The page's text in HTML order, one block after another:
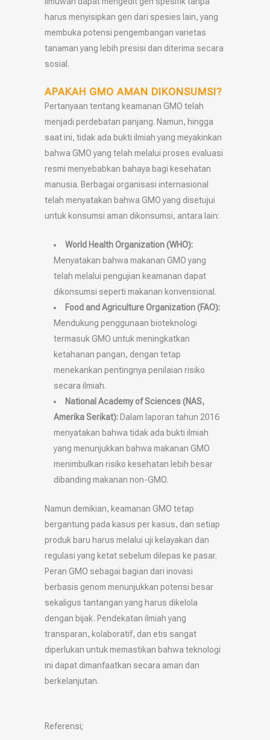
harus menyisipkan gen dari spesies lain, yang
membuka potensi pengembangan varietas
tanaman yang lebih presisi dan diterima secara
sosial.
APAKAH GMO AMAN DIKONSUMSI?
Pertanyaan tentang keamanan GMO telah
menjadi perdebatan panjang. Namun, hingga
saat ini, tidak ada bukti ilmiah yang meyakinkan
bahwa GMO yang telah melalui proses evaluasi
resmi menyebabkan bahaya bagi kesehatan
manusia. Berbagai organisasi internasional
telah menyatakan bahwa GMO yang disetujui
untuk konsumsi aman dikonsumsi, antara lain:
World Health Organization (WHO):
Menyatakan bahwa makanan GMO yang
telah melalui pengujian keamanan dapat
dikonsumsi seperti makanan konvensional.
Food and Agriculture Organization (FAO):
Mendukung penggunaan bioteknologi
termasuk GMO untuk meningkatkan
ketahanan pangan, dengan tetap
menekankan pentingnya penilaian risiko
secara ilmiah.
National Academy of Sciences (NAS,
Amerika Serikat): Dalam laporan tahun 2016
menyatakan bahwa tidak ada bukti ilmiah
yang menunjukkan bahwa makanan GMO
menimbulkan risiko kesehatan lebih besar
dibanding makanan non-GMO.
Namun demikian, keamanan GMO tetap
bergantung pada kasus per kasus, dan setiap
produk baru harus melalui uji kelayakan dan
regulasi yang ketat sebelum dilepas ke pasar.
Peran GMO sebagai bagian dari inovasi
berbasis genom menunjukkan potensi besar
sekaligus tantangan yang harus dikelola
dengan bijak. Pendekatan ilmiah yang
transparan, kolaboratif, dan etis sangat
diperlukan untuk memastikan bahwa teknologi
ini dapat dimanfaatkan secara aman dan
berkelanjutan.
Referensi;